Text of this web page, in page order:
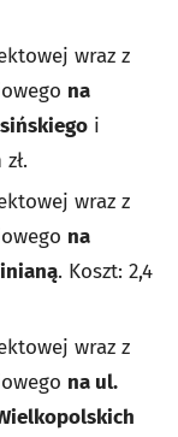
wraz z
na
i
wraz z
na
. Koszt: 2,4
wraz z
na ul.